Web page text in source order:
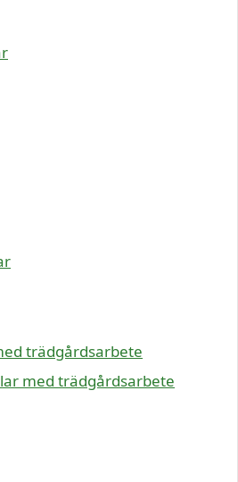
trädgårdsarbete
med trädgårdsarbete